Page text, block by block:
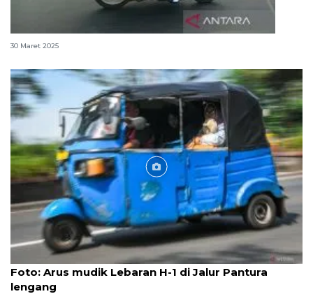
Ragam kisah unik di balik riuhnya tradisi mudik
30 Maret 2025
Foto: Arus mudik Lebaran H-1 di Jalur Pantura
lengang